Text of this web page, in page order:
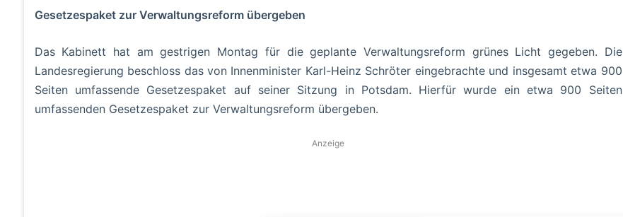
Gesetzespaket zur Verwaltungsreform übergeben
Das Kabinett hat am gestrigen Montag für die geplante Verwaltungsreform grünes Licht gegeben. Die
Landesregierung beschloss das von Innenminister Karl-Heinz Schröter eingebrachte und insgesamt etwa 900
Seiten umfassende Gesetzespaket auf seiner Sitzung in Potsdam. Hierfür wurde ein etwa 900 Seiten
umfassenden Gesetzespaket zur Verwaltungsreform übergeben.
Anzeige